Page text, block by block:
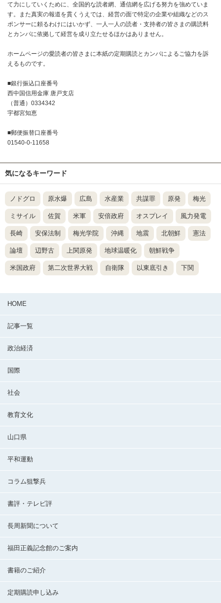
て力にしていくために、全国的な読者網、通信網を広げる努力を強めていま
す。また真実の報道を貫くうえでは、経営の面で特定の企業や組織などのス
ポンサーに頼るわけにはいかず、一人一人の読者・支持者の皆さまの購読料
とカンパに依拠して経営を成り立たせるほかはありません。
ホームページの愛読者の皆さまに本紙の定期購読とカンパによるご協力を訴
えるものです。
■銀行振込口座番号
西中国信用金庫 唐戸支店
（普通）0334342
宇都宮知恵
■郵便振替口座番号
01540-0-11658
気になるキーワード
ノドグロ 原水爆 広島 水産業 共謀罪 原発 梅光
ミサイル 佐賀 米軍 安倍政府 オスプレイ 風力発電
長崎 安保法制 梅光学院 沖縄 地震 北朝鮮 憲法
論壇 辺野古 上関原発 地球温暖化 朝鮮戦争
米国政府 第二次世界大戦 自衛隊 以東底引き 下関
HOME
記事一覧
政治経済
国際
社会
教育文化
山口県
平和運動
コラム狙撃兵
書評・テレビ評
長周新聞について
福田正義記念館のご案内
書籍のご紹介
定期購読申し込み